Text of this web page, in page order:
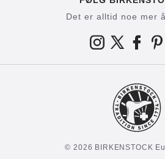
Det er alltid noe mer
© 2026 BIRKENSTOCK